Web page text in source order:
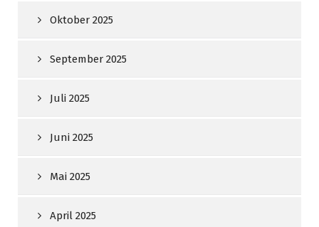
Oktober 2025
September 2025
Juli 2025
Juni 2025
Mai 2025
April 2025